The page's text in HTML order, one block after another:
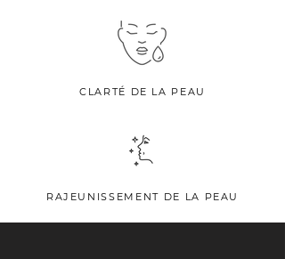
CLARTÉ DE LA PEAU
RAJEUNISSEMENT DE LA PEAU